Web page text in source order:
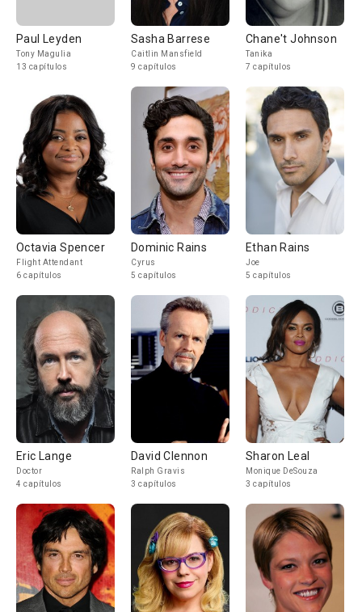
Paul Leyden
Tony Magulia
13 capítulos
Sasha Barrese
Caitlin Mansfield
9 capítulos
Chane't Johnson
Tanika
7 capítulos
Octavia Spencer
Flight Attendant
6 capítulos
Dominic Rains
Cyrus
5 capítulos
Ethan Rains
Joe
5 capítulos
Eric Lange
Doctor
4 capítulos
David Clennon
Ralph Gravis
3 capítulos
Sharon Leal
Monique DeSouza
3 capítulos